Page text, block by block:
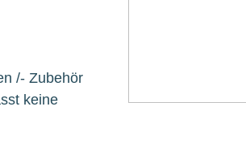
/- Zubehör
keine